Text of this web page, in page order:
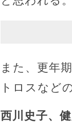
また、更年
トロスなど
西川史子、